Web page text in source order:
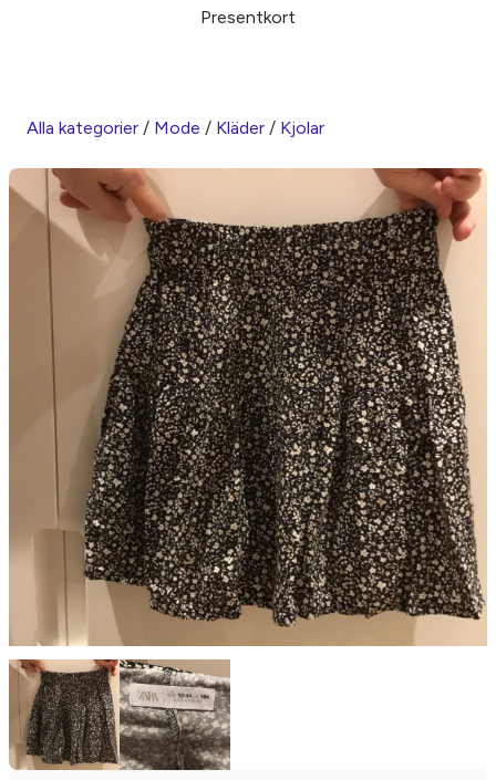
Presentkort
Alla kategorier / Mode / Kläder / Kjolar